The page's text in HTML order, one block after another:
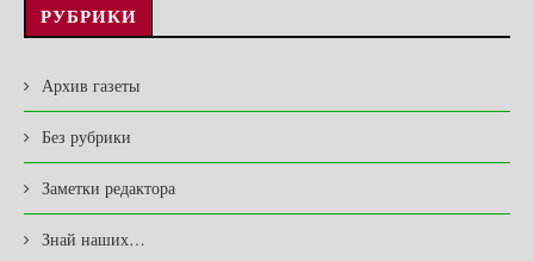
РУБРИКИ
Архив газеты
Без рубрики
Заметки редактора
Знай наших…